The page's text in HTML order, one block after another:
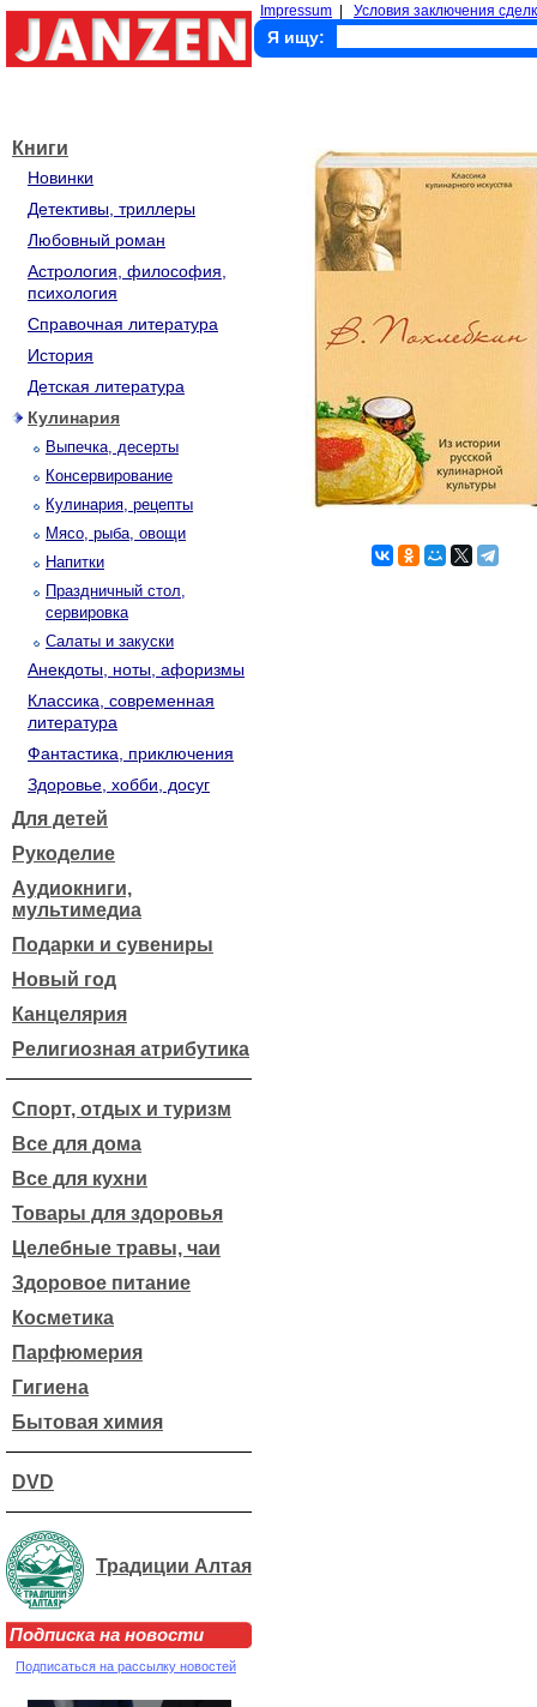
Impressum Условия заключения
Я ищу:
Книги
Новинки
Детективы, триллеры
Любовный роман
Астрология, философия,
психология
Справочная литература
История
Детская литература
Кулинария
Выпечка, десерты
Консервирование
Кулинария, рецепты
Мясо, рыба, овощи
Напитки
Праздничный стол,
сервировка
Салаты и закуски
Анекдоты, ноты, афоризмы
Классика, современная
литература
Фантастика, приключения
Здоровье, хобби, досуг
Для детей
Рукоделие
Аудиокниги,
мультимедиа
Подарки и сувениры
Новый год
Канцелярия
Религиозная атрибутика
Спорт, отдых и туризм
Все для дома
Все для кухни
Товары для здоровья
Целебные травы, чаи
Здоровое питание
Косметика
Парфюмерия
Гигиена
Бытовая химия
DVD
Традиции Алтая
Подписка на новости
Подписаться на рассылку новостей